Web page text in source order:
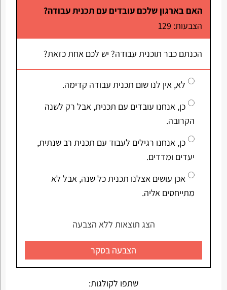
האם בארגון שלכם עובדים עם תכנית עבודה?
הצבעות: 129
הכנתם כבר תוכנית עבודה? יש לכם אחת כזאת?
לא, אין לנו שום תכנית עבודה קדימה.
כן, אנחנו עובדים עם תכנית, אבל רק לשנה
הקרובה.
כן, אנחנו רגילים לעבוד עם תכנית רב שנתית,
יעדים ומדדים.
אכן עושים אצלנו תכנית כל שנה, אבל לא
מתייחסים אליה.
הצג תוצאות ללא הצבעה
הצבעה בסקר
שתפו לקולגות: